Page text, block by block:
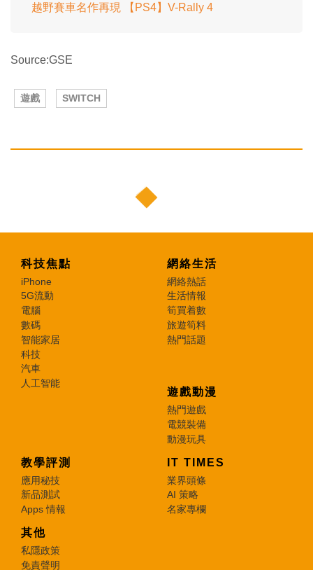
越野賽車名作再現 【PS4】V-Rally 4
Source:GSE
遊戲 SWITCH
科技焦點
iPhone
5G流動
電腦
數碼
智能家居
科技
汽車
人工智能
網絡生活
網絡熱話
生活情報
筍買着數
旅遊筍料
熱門話題
遊戲動漫
熱門遊戲
電競裝備
動漫玩具
教學評測
應用秘技
新品測試
Apps 情報
IT TIMES
業界頭條
AI 策略
名家專欄
其他
私隱政策
免責聲明